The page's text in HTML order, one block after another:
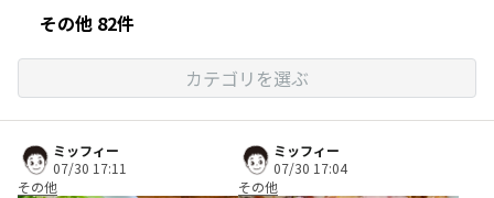
その他 82件
カテゴリを選ぶ
ミッフィー
07/30 17:11
その他
ミッフィー
07/30 17:04
その他